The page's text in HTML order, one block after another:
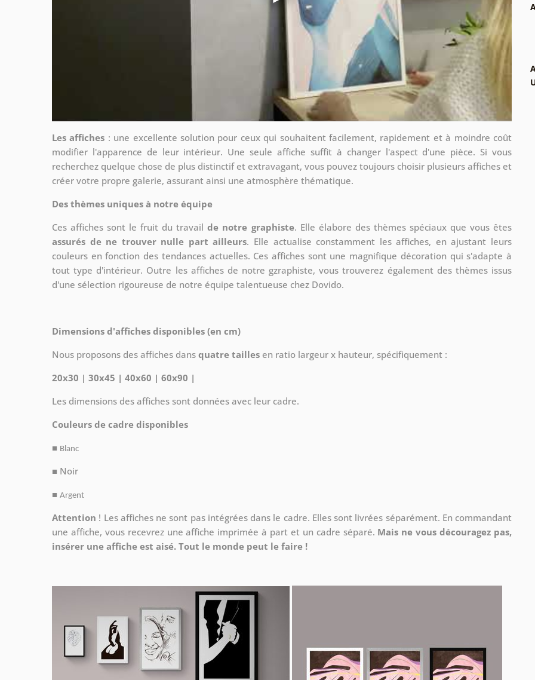
Les affiches : une excellente solution pour ceux qui souhaitent facilement, rapidement et à moindre coût
modifier l'apparence de leur intérieur. Une seule affiche suffit à changer l'aspect d'une pièce. Si vous
recherchez quelque chose de plus distinctif et extravagant, vous pouvez toujours choisir plusieurs affiches et
créer votre propre galerie, assurant ainsi une atmosphère thématique.
Des thèmes uniques à notre équipe
Ces affiches sont le fruit du travail de notre graphiste. Elle élabore des thèmes spéciaux que vous êtes
assurés de ne trouver nulle part ailleurs. Elle actualise constamment les affiches, en ajustant leurs
couleurs en fonction des tendances actuelles. Ces affiches sont une magnifique décoration qui s'adapte à
tout type d'intérieur. Outre les affiches de notre gzraphiste, vous trouverez également des thèmes issus
d'une sélection rigoureuse de notre équipe talentueuse chez Dovido.
Dimensions d'affiches disponibles (en cm)
Nous proposons des affiches dans quatre tailles en ratio largeur x hauteur, spécifiquement :
20x30 | 30x45 | 40x60 | 60x90 |
Les dimensions des affiches sont données avec leur cadre.
Couleurs de cadre disponibles
■ Blanc
■ Noir
■ Argent
Attention ! Les affiches ne sont pas intégrées dans le cadre. Elles sont livrées séparément. En commandant
une affiche, vous recevrez une affiche imprimée à part et un cadre séparé. Mais ne vous découragez pas,
insérer une affiche est aisé. Tout le monde peut le faire !